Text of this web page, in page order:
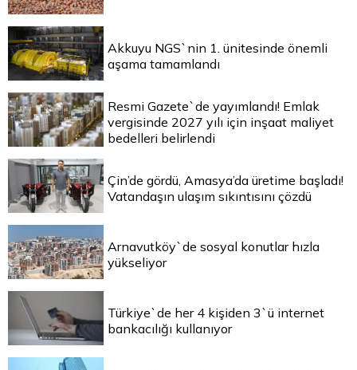
Akkuyu NGS`nin 1. ünitesinde önemli
aşama tamamlandı
Resmi Gazete`de yayımlandı! Emlak
vergisinde 2027 yılı için inşaat maliyet
bedelleri belirlendi
Çin’de gördü, Amasya’da üretime başladı!
Vatandaşın ulaşım sıkıntısını çözdü
Arnavutköy`de sosyal konutlar hızla
yükseliyor
Türkiye`de her 4 kişiden 3`ü internet
bankacılığı kullanıyor